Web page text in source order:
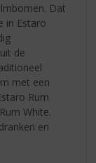
Dat
in Estaro
de
met een
Rum
White.
en